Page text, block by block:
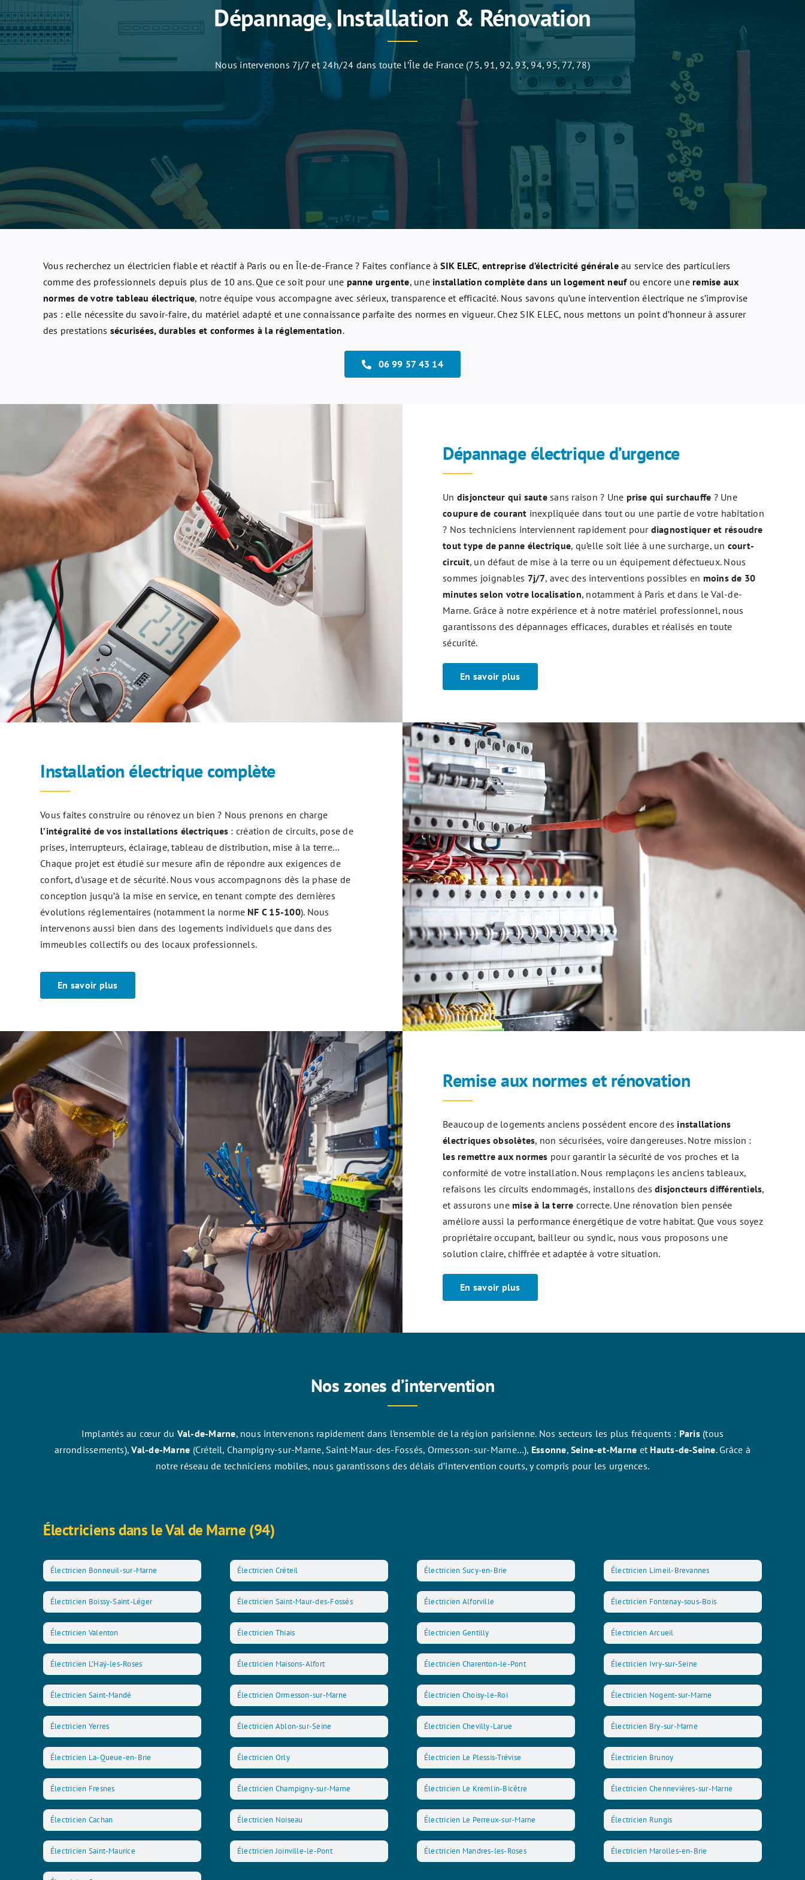
Dépannage, Installation & Rénovation
Nous intervenons 7j/7 et 24h/24 dans toute l’Île de France (75, 91, 92, 93, 94, 95, 77, 78)
Vous recherchez un électricien fiable et réactif à Paris ou en Île-de-France ? Faites confiance àSIK ELEC, entreprise d’électricité généraleau service des particuliers
comme des professionnels depuis plus de 10 ans. Que ce soit pour une panne urgente, une installation complète dans un logement neufou encore une remise aux
normes de votre tableau électrique, notre équipe vous accompagne avec sérieux, transparence et efficacité. Nous savons qu’une intervention électrique ne s’improvise
pas : elle nécessite du savoir-faire, du matériel adapté et une connaissance parfaite des normes en vigueur. Chez SIK ELEC, nous mettons un point d’honneur à assurer
des prestations sécurisées, durables et conformes à la réglementation.
06 99 57 43 14
Dépannage électrique d’urgence
Un disjoncteur qui sautesans raison ? Une prise qui surchauffe ? Une
coupure de courant inexpliquée dans tout ou une partie de votre habitation
? Nos techniciens interviennent rapidement pour diagnostiquer et résoudre
tout type de panne électrique, qu’elle soit liée à une surcharge, un court-
circuit, un défaut de mise à la terre ou un équipement défectueux. Nous
sommes joignables 7j/7, avec des interventions possibles en moins de 30
minutes selon votre localisation, notamment à Paris et dans le Val-de-
Marne. Grâce à notre expérience et à notre matériel professionnel, nous
garantissons des dépannages efficaces, durables et réalisés en toute
sécurité.
En savoir plus
Installation électrique complète
Vous faites construire ou rénovez un bien ? Nous prenons en charge
l’intégralité de vos installations électriques : création de circuits, pose de
prises, interrupteurs, éclairage, tableau de distribution, mise à la terre…
Chaque projet est étudié sur mesure afin de répondre aux exigences de
confort, d’usage et de sécurité. Nous vous accompagnons dès la phase de
conception jusqu’à la mise en service, en tenant compte des dernières
évolutions réglementaires (notamment la norme NF C 15-100). Nous
intervenons aussi bien dans des logements individuels que dans des
immeubles collectifs ou des locaux professionnels.
En savoir plus
Remise aux normes et rénovation
Beaucoup de logements anciens possèdent encore des installations
électriques obsolètes, non sécurisées, voire dangereuses. Notre mission :
les remettre aux normes pour garantir la sécurité de vos proches et la
conformité de votre installation. Nous remplaçons les anciens tableaux,
refaisons les circuits endommagés, installons desdisjoncteurs différentiels,
et assurons une mise à la terre correcte. Une rénovation bien pensée
améliore aussi la performance énergétique de votre habitat. Que vous soyez
propriétaire occupant, bailleur ou syndic, nous vous proposons une
solution claire, chiffrée et adaptée à votre situation.
En savoir plus
Nos zones d’intervention
Implantés au cœur du Val-de-Marne, nous intervenons rapidement dans l’ensemble de la région parisienne. Nos secteurs les plus fréquents : Paris(tous
arrondissements),Val-de-Marne (Créteil, Champigny-sur-Marne, Saint-Maur-des-Fossés, Ormesson-sur-Marne…), Essonne, Seine-et-Marne et Hauts-de-Seine. Grâce à
notre réseau de techniciens mobiles, nous garantissons des délais d’intervention courts, y compris pour les urgences.
Électriciens dans le Val de Marne (94)
Électricien Bonneuil-sur-Marne Électricien Créteil Électricien Sucy-en-Brie Électricien Limeil-Brevannes
Électricien Boissy-Saint-Léger Électricien Saint-Maur-des-Fossés Électricien Alforville Électricien Fontenay-sous-Bois
Électricien Valenton Électricien Thiais Électricien Gentilly Électricien Arcueil
Électricien L’Haÿ-les-Roses Électricien Maisons-Alfort Électricien Charenton-le-Pont Électricien Ivry-sur-Seine
Électricien Saint-Mandé Électricien Ormesson-sur-Marne Électricien Choisy-le-Roi Électricien Nogent-sur-Marne
Électricien Yerres Électricien Ablon-sur-Seine Électricien Chevilly-Larue Électricien Bry-sur-Marne
Électricien La-Queue-en-Brie Électricien Orly Électricien Le Plessis-Trévise Électricien Brunoy
Électricien Fresnes Électricien Champigny-sur-Marne Électricien Le Kremlin-Bicêtre Électricien Chennevières-sur-Marne
Électricien Cachan Électricien Noiseau Électricien Le Perreux-sur-Marne Électricien Rungis
Électricien Saint-Maurice Électricien Joinville-le-Pont Électricien Mandres-les-Roses Électricien Marolles-en-Brie